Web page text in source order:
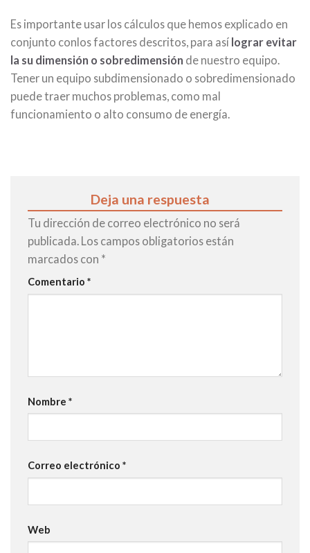
Es importante usar los cálculos que hemos explicado en
conjunto conlos factores descritos, para así lograr evitar
la su dimensión o sobredimensión de nuestro equipo.
Tener un equipo subdimensionado o sobredimensionado
puede traer muchos problemas, como mal
funcionamiento o alto consumo de energía.
Deja una respuesta
Tu dirección de correo electrónico no será
publicada. Los campos obligatorios están
marcados con *
Comentario *
Nombre *
Correo electrónico *
Web